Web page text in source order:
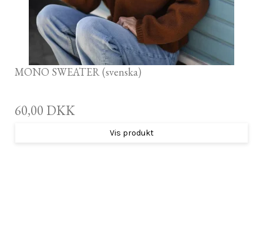
MONO SWEATER (svenska)
60,00 DKK
Vis produkt